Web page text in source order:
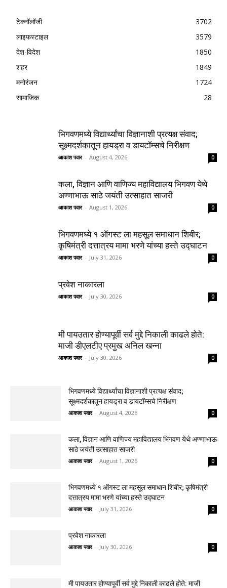
टेक्नॉलॉजी
3702
लाइफस्टाइल
3579
देश-विदेश
1850
शहर
1849
मनोरंजन
1724
सामाजिक
28
भिगवणमध्ये विद्यार्थ्यांचा विज्ञानाशी प्रत्यक्ष संवाद;
सूक्ष्मदर्शकातून हायड्रा व डायटॉम्सचे निरीक्षण
आकाश पवार - August 4, 2026 0
कला, विज्ञान आणि वाणिज्य महाविद्यालय भिगवण येथे
अण्णाभाऊ साठे जयंती उत्साहात साजरी
आकाश पवार - August 1, 2026 0
भिगवणमध्ये १ ऑगस्ट ला महसूल समाधान शिबीर;
कृषिमंत्री दत्तात्रय मामा भरणे यांच्या हस्ते उद्घाटन
आकाश पवार - July 31, 2026 0
प्रवेश नाकारला
आकाश पवार - July 30, 2026 0
मी पायउतार होण्यापूर्वी सर्व मुद्दे निकाली काढले होते:
माजी डीएलटीए प्रमुख अनिल खन्ना
आकाश पवार - July 30, 2026 0
भिगवणमध्ये विद्यार्थ्यांचा विज्ञानाशी प्रत्यक्ष संवाद;
सूक्ष्मदर्शकातून हायड्रा व डायटॉम्सचे निरीक्षण
आकाश पवार - August 4, 2026 0
कला, विज्ञान आणि वाणिज्य महाविद्यालय भिगवण येथे अण्णाभाऊ
साठे जयंती उत्साहात साजरी
आकाश पवार - August 1, 2026 0
भिगवणमध्ये १ ऑगस्ट ला महसूल समाधान शिबीर; कृषिमंत्री
दत्तात्रय मामा भरणे यांच्या हस्ते उद्घाटन
आकाश पवार - July 31, 2026 0
प्रवेश नाकारला
आकाश पवार - July 30, 2026 0
मी पायउतार होण्यापूर्वी सर्व मुद्दे निकाली काढले होते: माजी